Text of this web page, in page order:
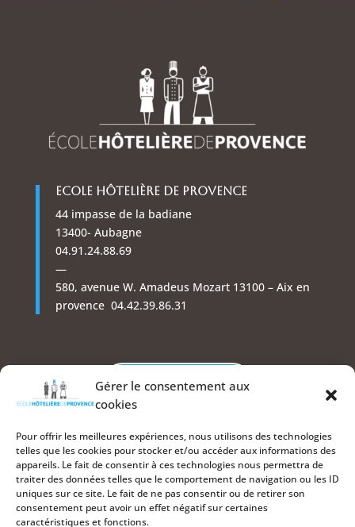
Gérer le consentement aux
cookies
Pour offrir les meilleures expériences, nous utilisons des technologies
telles que les cookies pour stocker et/ou accéder aux informations des
appareils. Le fait de consentir à ces technologies nous permettra de
traiter des données telles que le comportement de navigation ou les ID
uniques sur ce site. Le fait de ne pas consentir ou de retirer son
consentement peut avoir un effet négatif sur certaines
caractéristiques et fonctions.
Ecole Hôtelière de Provence
44 impasse de la badiane
13400- Aubagne
04.91.24.88.69
—
580, avenue W. Amadeus Mozart 13100 – Aix en
provence 04.42.39.86.31
Nous contacter